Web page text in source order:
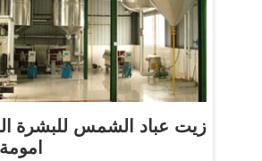
زيت عباد الشمس للبشرة